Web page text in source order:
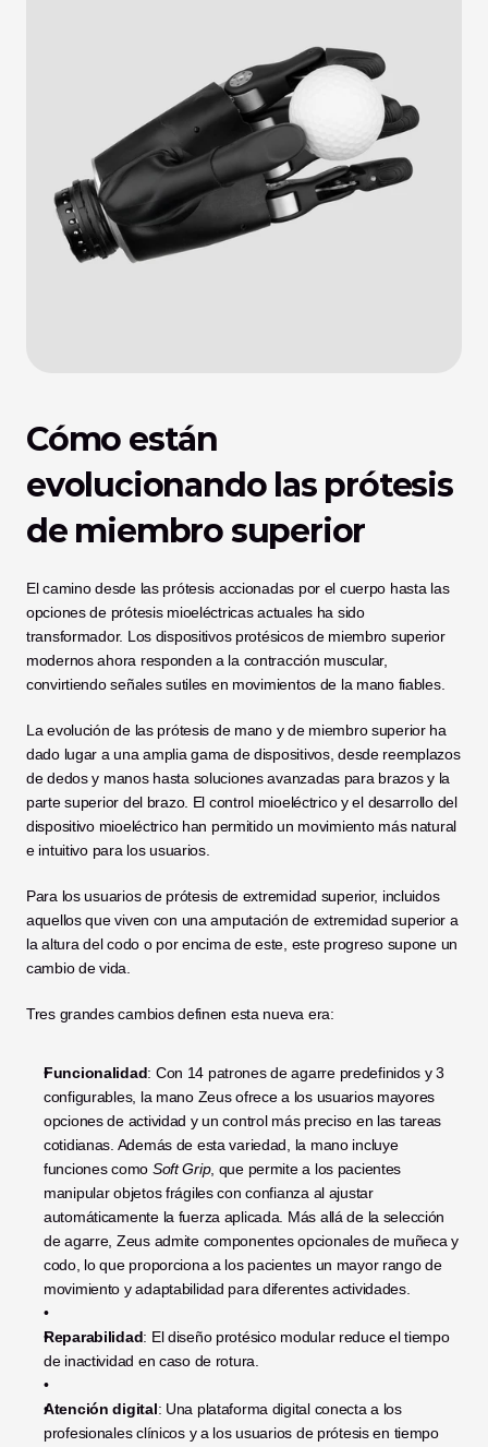
Cómo están
evolucionando las prótesis
de miembro superior
El camino desde las prótesis accionadas por el cuerpo hasta las
opciones de prótesis mioeléctricas actuales ha sido
transformador. Los dispositivos protésicos de miembro superior
modernos ahora responden a la contracción muscular,
convirtiendo señales sutiles en movimientos de la mano fiables.
La evolución de las prótesis de mano y de miembro superior ha
dado lugar a una amplia gama de dispositivos, desde reemplazos
de dedos y manos hasta soluciones avanzadas para brazos y la
parte superior del brazo. El control mioeléctrico y el desarrollo del
dispositivo mioeléctrico han permitido un movimiento más natural
e intuitivo para los usuarios.
Para los usuarios de prótesis de extremidad superior, incluidos
aquellos que viven con una amputación de extremidad superior a
la altura del codo o por encima de este, este progreso supone un
cambio de vida.
Tres grandes cambios definen esta nueva era:
Funcionalidad: Con 14 patrones de agarre predefinidos y 3
configurables, la mano Zeus ofrece a los usuarios mayores
opciones de actividad y un control más preciso en las tareas
cotidianas. Además de esta variedad, la mano incluye
funciones como Soft Grip, que permite a los pacientes
manipular objetos frágiles con confianza al ajustar
automáticamente la fuerza aplicada. Más allá de la selección
de agarre, Zeus admite componentes opcionales de muñeca y
codo, lo que proporciona a los pacientes un mayor rango de
movimiento y adaptabilidad para diferentes actividades.
Reparabilidad: El diseño protésico modular reduce el tiempo
de inactividad en caso de rotura.
Atención digital: Una plataforma digital conecta a los
profesionales clínicos y a los usuarios de prótesis en tiempo